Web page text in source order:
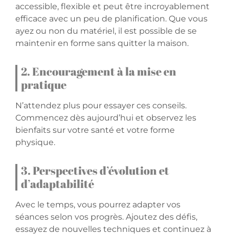
accessible, flexible et peut être incroyablement
efficace avec un peu de planification. Que vous
ayez ou non du matériel, il est possible de se
maintenir en forme sans quitter la maison.
2. Encouragement à la mise en
pratique
N’attendez plus pour essayer ces conseils.
Commencez dès aujourd’hui et observez les
bienfaits sur votre santé et votre forme
physique.
3. Perspectives d’évolution et
d’adaptabilité
Avec le temps, vous pourrez adapter vos
séances selon vos progrès. Ajoutez des défis,
essayez de nouvelles techniques et continuez à